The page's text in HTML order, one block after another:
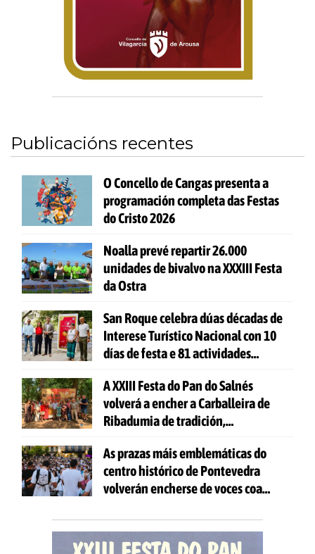
Publicacións recentes
O Concello de Cangas presenta a
programación completa das Festas
do Cristo 2026
Noalla prevé repartir 26.000
unidades de bivalvo na XXXIII Festa
da Ostra
San Roque celebra dúas décadas de
Interese Turístico Nacional con 10
días de festa e 81 actividades
A XXIII Festa do Pan do Salnés
volverá a encher a Carballeira de
Ribadumia de tradición,
todas as idades
As prazas máis emblemáticas do
centro histórico de Pontevedra
volverán encherse de voces coa